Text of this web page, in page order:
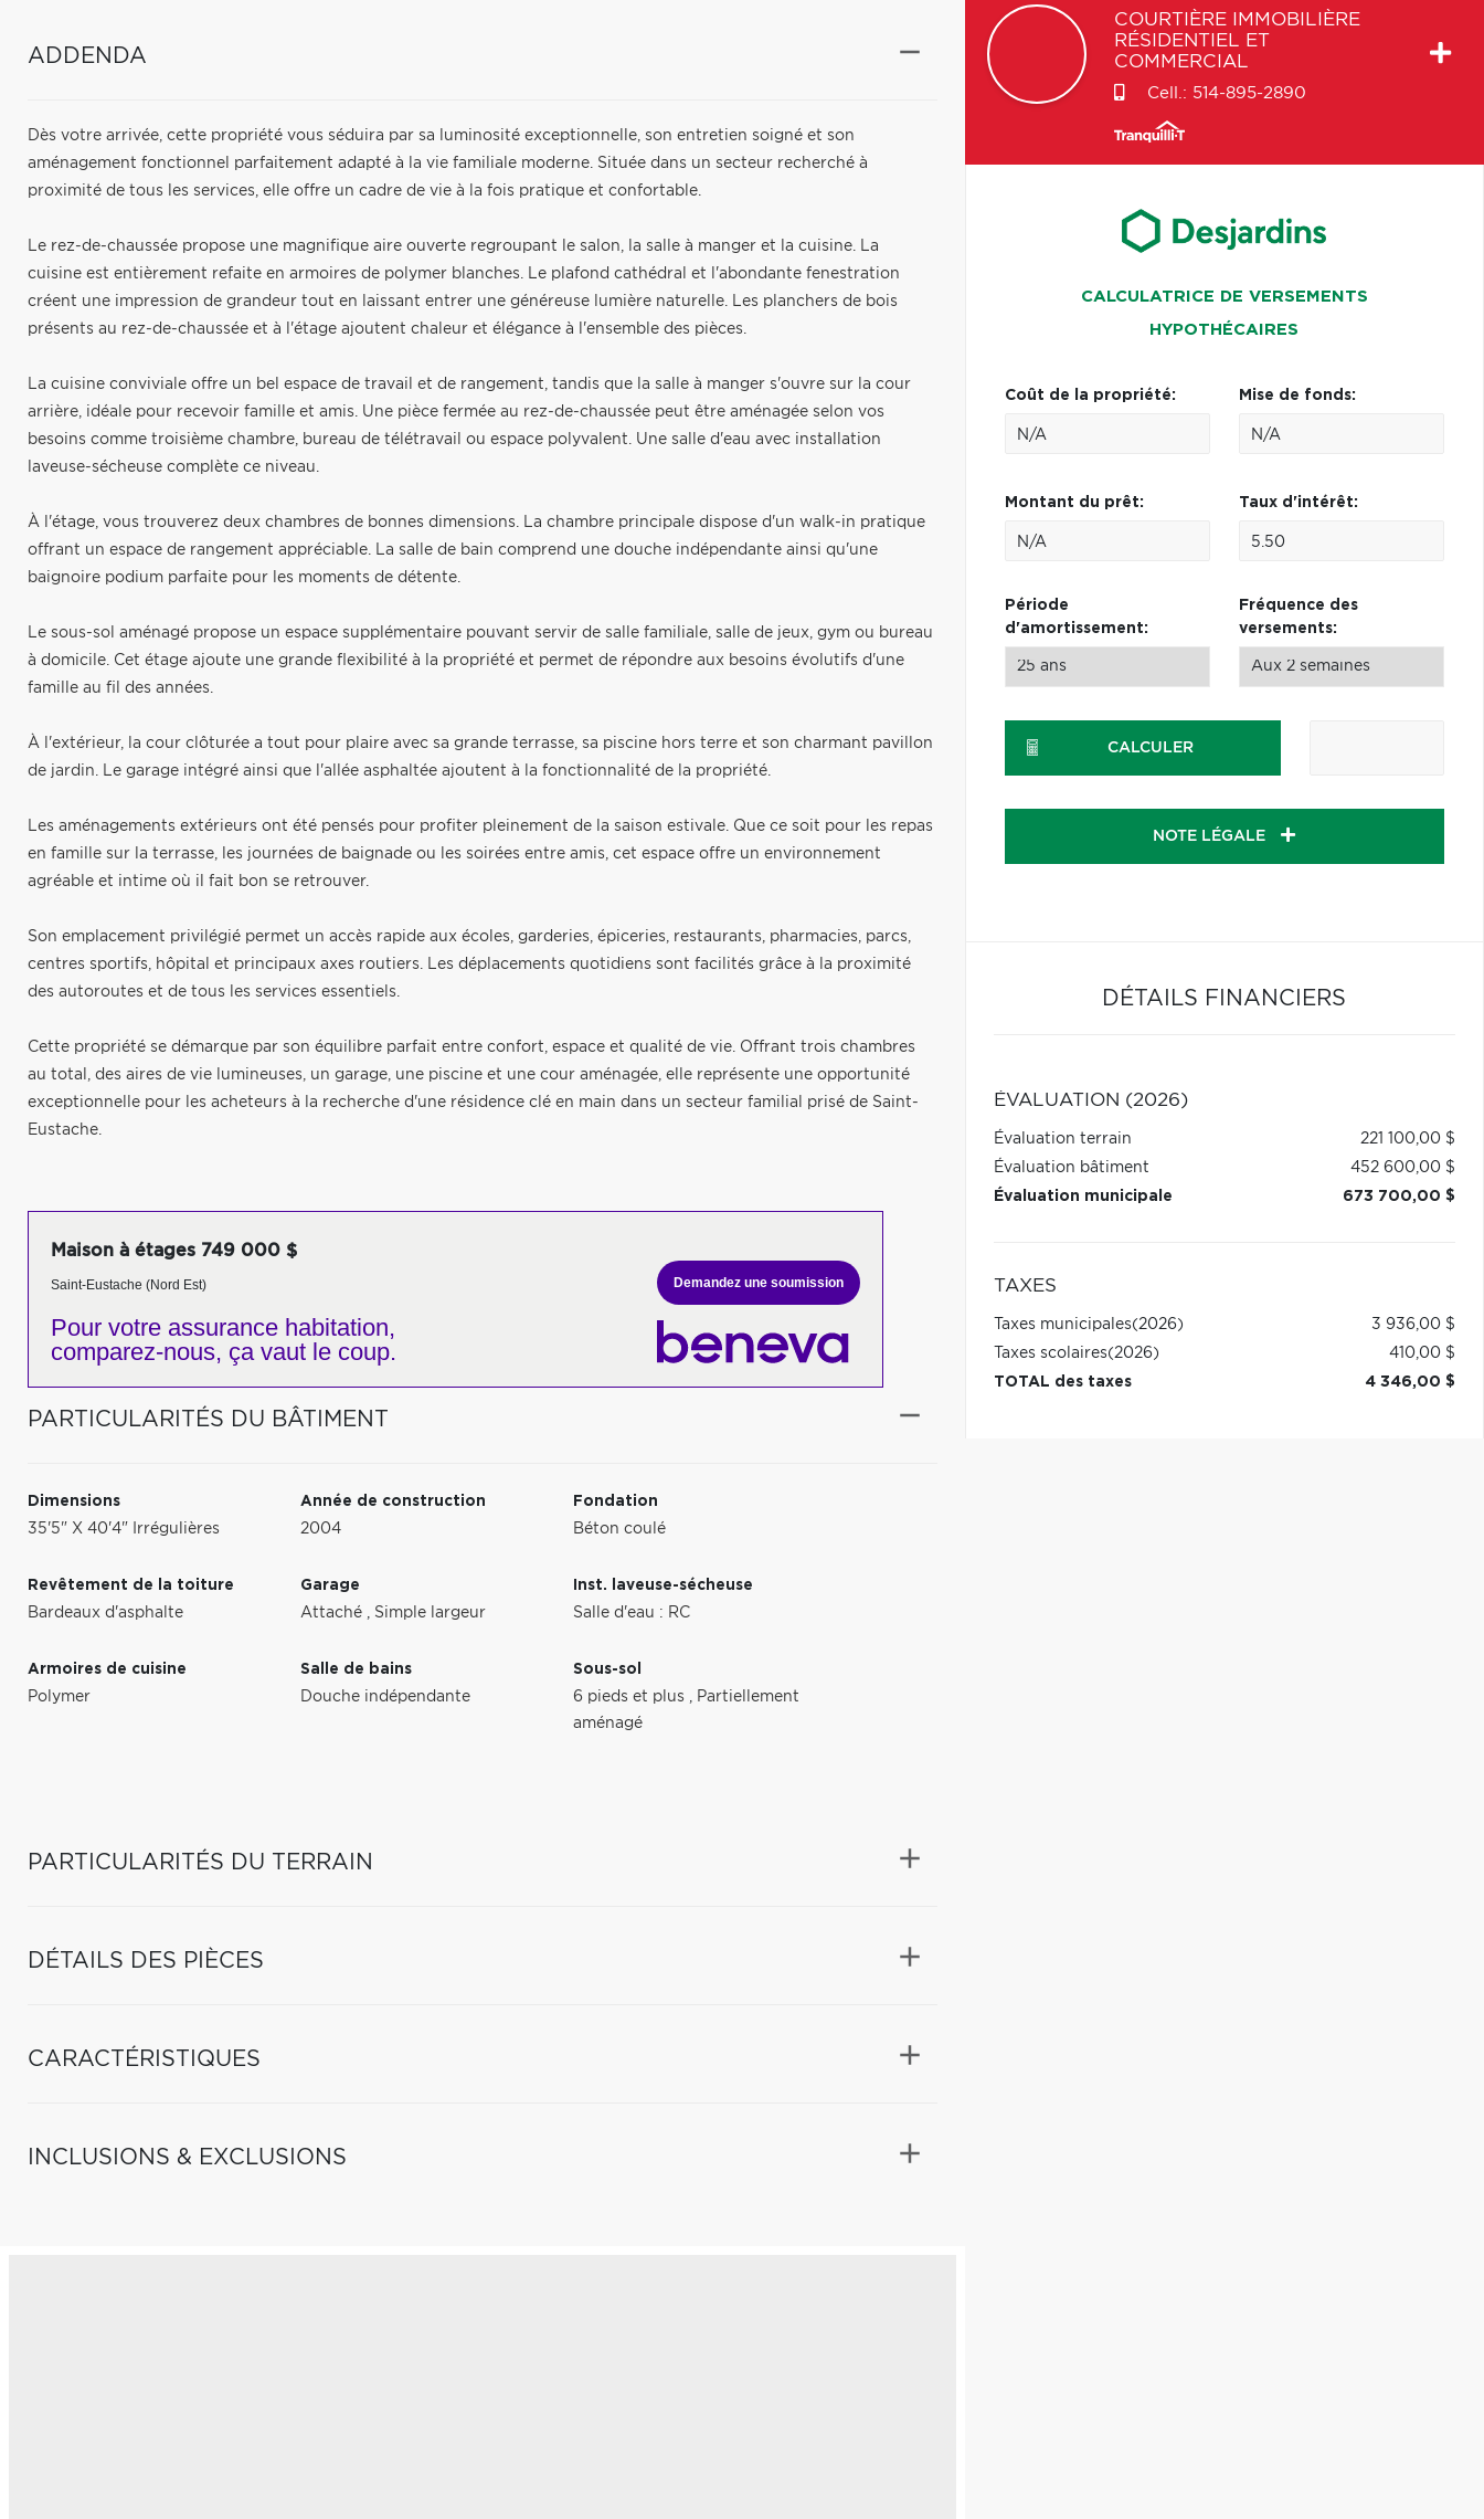
ADDENDA
Dès votre arrivée, cette propriété vous séduira par sa luminosité exceptionnelle, son entretien soigné et son
aménagement fonctionnel parfaitement adapté à la vie familiale moderne. Située dans un secteur recherché à
proximité de tous les services, elle offre un cadre de vie à la fois pratique et confortable.
Le rez-de-chaussée propose une magnifique aire ouverte regroupant le salon, la salle à manger et la cuisine. La
cuisine est entièrement refaite en armoires de polymer blanches. Le plafond cathédral et l'abondante fenestration
créent une impression de grandeur tout en laissant entrer une généreuse lumière naturelle. Les planchers de bois
présents au rez-de-chaussée et à l'étage ajoutent chaleur et élégance à l'ensemble des pièces.
La cuisine conviviale offre un bel espace de travail et de rangement, tandis que la salle à manger s'ouvre sur la cour
arrière, idéale pour recevoir famille et amis. Une pièce fermée au rez-de-chaussée peut être aménagée selon vos
besoins comme troisième chambre, bureau de télétravail ou espace polyvalent. Une salle d'eau avec installation
laveuse-sécheuse complète ce niveau.
À l'étage, vous trouverez deux chambres de bonnes dimensions. La chambre principale dispose d'un walk-in pratique
offrant un espace de rangement appréciable. La salle de bain comprend une douche indépendante ainsi qu'une
baignoire podium parfaite pour les moments de détente.
Le sous-sol aménagé propose un espace supplémentaire pouvant servir de salle familiale, salle de jeux, gym ou bureau
à domicile. Cet étage ajoute une grande flexibilité à la propriété et permet de répondre aux besoins évolutifs d'une
famille au fil des années.
À l'extérieur, la cour clôturée a tout pour plaire avec sa grande terrasse, sa piscine hors terre et son charmant pavillon
de jardin. Le garage intégré ainsi que l'allée asphaltée ajoutent à la fonctionnalité de la propriété.
Les aménagements extérieurs ont été pensés pour profiter pleinement de la saison estivale. Que ce soit pour les repas
en famille sur la terrasse, les journées de baignade ou les soirées entre amis, cet espace offre un environnement
agréable et intime où il fait bon se retrouver.
Son emplacement privilégié permet un accès rapide aux écoles, garderies, épiceries, restaurants, pharmacies, parcs,
centres sportifs, hôpital et principaux axes routiers. Les déplacements quotidiens sont facilités grâce à la proximité
des autoroutes et de tous les services essentiels.
Cette propriété se démarque par son équilibre parfait entre confort, espace et qualité de vie. Offrant trois chambres
au total, des aires de vie lumineuses, un garage, une piscine et une cour aménagée, elle représente une opportunité
exceptionnelle pour les acheteurs à la recherche d'une résidence clé en main dans un secteur familial prisé de Saint-
Eustache.
Maison à étages 749 000 $
Saint-Eustache (Nord Est)
Pour votre assurance habitation,
comparez-nous, ça vaut le coup.
Demandez une soumission
PARTICULARITÉS DU BÂTIMENT
Dimensions
35'5" X 40'4" Irrégulières
Année de construction
2004
Fondation
Béton coulé
Revêtement de la toiture
Bardeaux d'asphalte
Garage
Attaché , Simple largeur
Inst. laveuse-sécheuse
Salle d'eau : RC
Armoires de cuisine
Polymer
Salle de bains
Douche indépendante
Sous-sol
6 pieds et plus , Partiellement
aménagé
PARTICULARITÉS DU TERRAIN
DÉTAILS DES PIÈCES
CARACTÉRISTIQUES
INCLUSIONS & EXCLUSIONS
COURTIÈRE IMMOBILIÈRE
RÉSIDENTIEL ET
COMMERCIAL
Cell.: 514-895-2890
CALCULATRICE DE VERSEMENTS
HYPOTHÉCAIRES
Coût de la propriété: Mise de fonds:
Montant du prêt: Taux d'intérêt:
Période
d'amortissement:
Fréquence des
versements:
CALCULER
NOTE LÉGALE
DÉTAILS FINANCIERS
ÉVALUATION (2026)
Évaluation terrain
221 100,00 $
Évaluation bâtiment
452 600,00 $
Évaluation municipale
673 700,00 $
TAXES
Taxes municipales(2026)
3 936,00 $
Taxes scolaires(2026)
410,00 $
TOTAL des taxes
4 346,00 $